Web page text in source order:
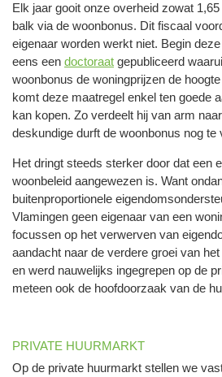
Elk jaar gooit onze overheid zowat
balk via de woonbonus. Dit fiscaal
eigenaar worden werkt niet. Begin
eens een doctoraat gepubliceerd
woonbonus de woningprijzen de
komt deze maatregel enkel ten goede
kan kopen. Zo verdeelt hij van arm
deskundige durft de woonbonus nog te
Het dringt steeds sterker door dat een
woonbeleid aangewezen is. Want
buitenproportionele
Vlamingen geen eigenaar van een
focussen op het verwerven van
aandacht naar de verdere groei van
en werd nauwelijks ingegrepen op de
meteen ook de hoofdoorzaak van de
PRIVATE HUURMARKT
Op de private huurmarkt stellen we